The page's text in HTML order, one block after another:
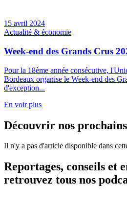
15 avril 2024
Actualité & économie
Week-end des Grands Crus
Pour la 18ème année consécutive,
Bordeaux organise le Week-end des
d'exception...
En voir plus
Découvrir nos
Il n'y a pas d'article disponible dans
Reportages, conseils et
retrouvez tous nos